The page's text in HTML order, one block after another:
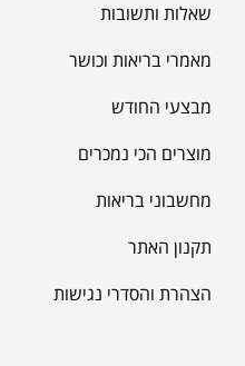
שאלות ותשובות
מאמרי בריאות וכושר
מבצעי החודש
מוצרים הכי נמכרים
מחשבוני בריאות
תקנון האתר
הצהרת והסדרי נגישות